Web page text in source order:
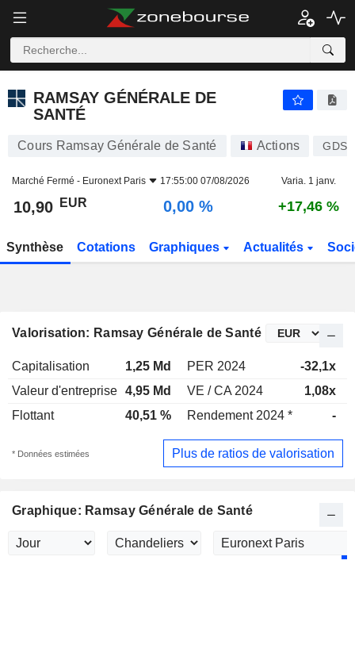
RAMSAY GÉNÉRALE DE
SANTÉ
Cours Ramsay Générale de Santé Actions GDS
Marché Fermé - Euronext Paris 17:55:00 07/08/2026 Varia. 1 janv.
10,90 EUR 0,00 % +17,46 %
Synthèse Cotations Graphiques Actualités
Valorisation: Ramsay Générale de Santé
Capitalisation 1,25 Md PER 2024 -32,1x
Valeur d'entreprise 4,95 Md VE / CA 2024 1,08x
Flottant
40,51 % Rendement 2024 * -
* Données estimées Plus de ratios de valorisation
Graphique: Ramsay Générale de Santé